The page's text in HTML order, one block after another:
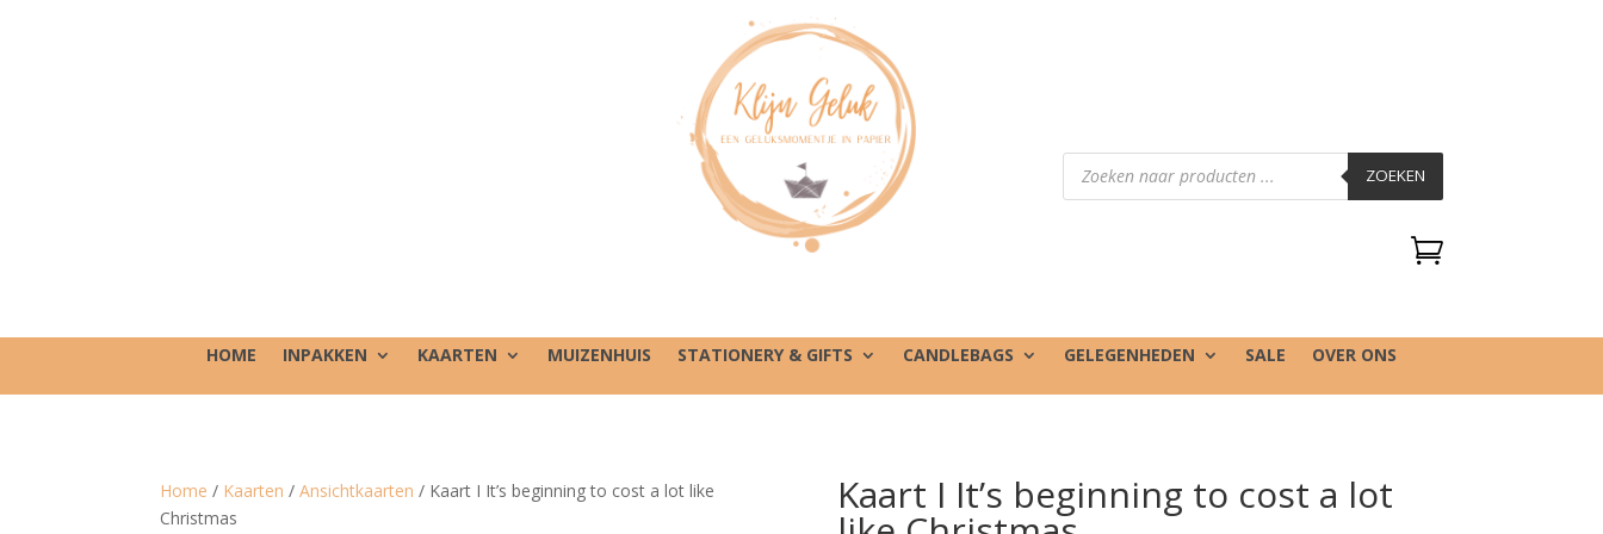
Producten
zoeken ZOEKEN

HOME INPAKKEN KAARTEN MUIZENHUIS STATIONERY & GIFTS CANDLEBAGS GELEGENHEDEN SALE OVER ONS
Home / Kaarten /Ansichtkaarten / Kaart I It’s beginning to cost a lot like
Christmas
Kaart I It’s beginning to cost a lot